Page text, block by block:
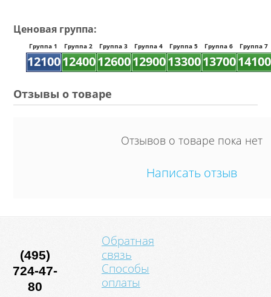
Ценовая группа:
Группа 1 Группа 2 Группа 3 Группа 4 Группа 5 Группа 6 Группа 7
12100124001260012900133001370014100
Отзывы о товаре
Отзывов о товаре пока нет
Написать отзыв
(495)
724-47-
80
Обратная
связь
Способы
оплаты